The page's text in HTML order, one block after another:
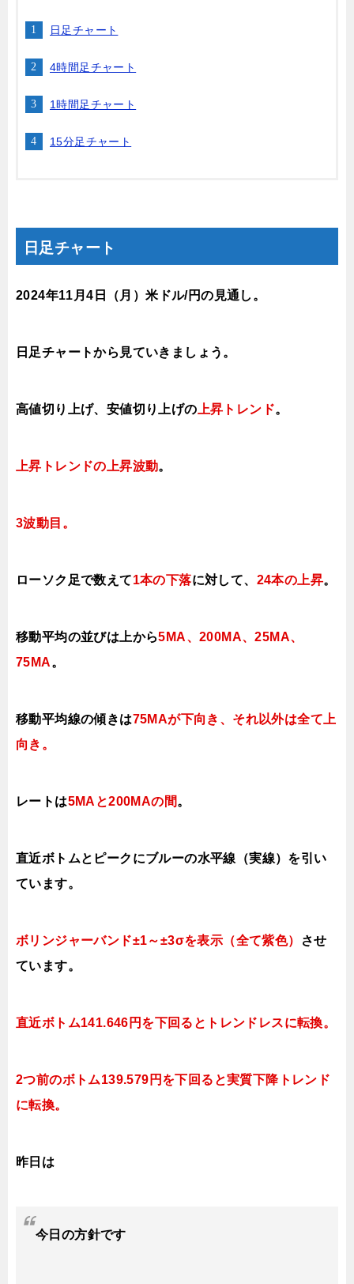
日足チャート
4時間足チャート
1時間足チャート
15分足チャート
日足チャート
2024年11月4日 （月 ）米ドル/円の見通し。
日足チャートから見ていきましょう。
高値切り上げ、安値切り上げの 上昇トレンド。
上昇トレンドの上昇波動。
3波動目。
ローソク足で数えて1本の下落に対して、 24本の上昇。
移動平均の並びは上から5MA、200MA、25MA、
75MA。
移動平均線の傾きは75MAが下向き、それ以外は全て上
向き。
レートは5MAと200MAの間。
直近ボトムとピークにブルーの水平線（実線）を引い
ています。
ボリンジャーバンド±1～±3σを表示（全て紫色）
させ
ています。
直近ボトム141.646円を下回るとトレンドレスに転換。
2つ前のボトム139.579円を下回ると実質下降トレンド
に転換。
昨日は
今日 の方針です